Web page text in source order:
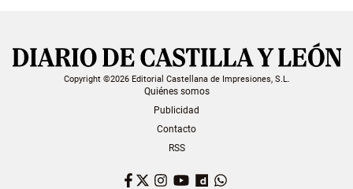
Copyright ©2026 Editorial Castellana de Impresiones, S.L.
Quiénes somos
Publicidad
Contacto
RSS
Facebook
TwitterInstagram
YouTubeDailymotion